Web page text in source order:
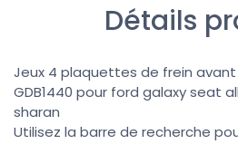
Détails
Jeux 4 plaquettes de frein
GDB1440 pour ford galaxy seat
sharan
Utilisez la barre de recherche